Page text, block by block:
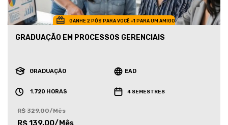
GANHE 2 PÓS PARA VOCÊ +1 PARA UM AMIGO
GRADUAÇÃO EM PROCESSOS GERENCIAIS
GRADUAÇÃO EAD
1.720 HORAS 4 SEMESTRES
R$ 329,00/Mês
R$ 139,00/Mês